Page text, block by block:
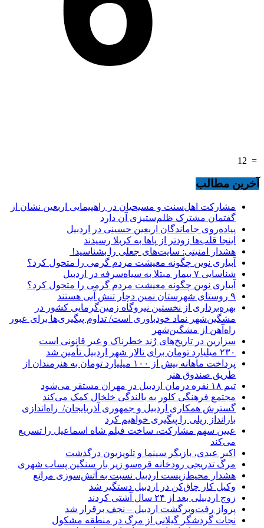
=
12
آخرین مطالب
مشارکت اهل‌سنت و مسیحیان در راهپیمایی اربعین نشان از
گفتمان مشترک ظلم‌ستیزی آن دارد
پیاده‌روی جاماندگان اربعین حسینی در اردبیل
اینجا قلب‌ها زودتر از پاها به کربلا رسیدند
هشدار امنیتی: سایت‌های جعلی را بشناسید!
آبیاری نوین چگونه معیشت مردم گرمی را متحول کرد؟
شناسایی ۷ بیمار مبتلا به سیاه‌سرفه در اردبیل
آبیاری نوین چگونه معیشت مردم گرمی را متحول کرد؟
۹ روستای شهرستان نمین دچار تنش آبی هستند
بهره‌برداری از نخستین نیروگاه زمین‌گرمایی کشور در
مشگین‌شهر نماد خودباوری است/ تداوم پیگیری‌ها برای عبور
راه‌آهن از مشگین‌شهر
سزارین در تاریخ‌های رُند خطرناک و غیر قانونی است
۲۳۰ میلیارد تومان برای تالار شهر اردبیل تأمین شد
پرداخت ماهانه بیش از ۱۰۰ میلیارد تومان به هنرمندان از
طریق صندوق هنر
تیم ۱۸ نفره درمان اردبیل در مهران مستقر می‌شود
مجتمع فرهنگی کلور به بالندگی خلخال کمک می‌کند
گسترش همکاری اردبیل و جمهوری آذربایجان/ راه‌اندازی
بارانداز ریلی را پیگیری خواهیم کرد
عیین سهم مشارکت، ساخت فیلم شاه‌ اسماعیل را تسریع
می‌کند
اکبر عبدی، بازیگر سینما و تلویزیون درگذشت
مرگ تدریجی رودخانه قره‌سو زیر بار سنگین پساب شهری
هشدار محیط‌زیست اردبیل نسبت به آتش‌سوزی مراتع
وکیل کار چاق‌کن در اردبیل دستگیر شد
زوج اردبیلی بعد از ۲۴ سال آشتی کردند
پرواز رفت‌وبرگشت اردبیل – نجف برقرار شد
نجات گردشگر گیلانی از مرگ در منطقه مشکول